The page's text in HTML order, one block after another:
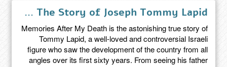
Memories after my Death - The Story of Joseph Tommy Lapid
Memories After My Death is the astonishing true story of
Tommy Lapid, a well-loved and controversial Israeli
figure who saw the development of the country from all
angles over its first sixty years. From seeing his father